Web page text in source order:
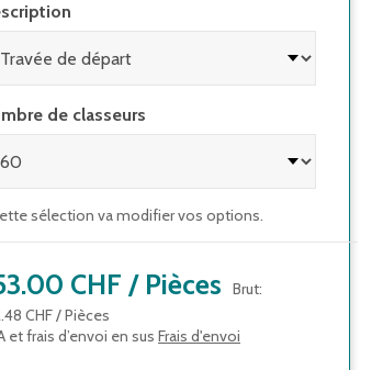
de classeurs
sélection va modifier vos options.
CHF / Pièces Brut:
CHF/Pièces
et frais d’envoi en sus Frais d'envoi